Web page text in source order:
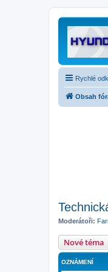
Rychlé
Obsah
Moderátoři:
Nové téma
OZNÁMENÍ